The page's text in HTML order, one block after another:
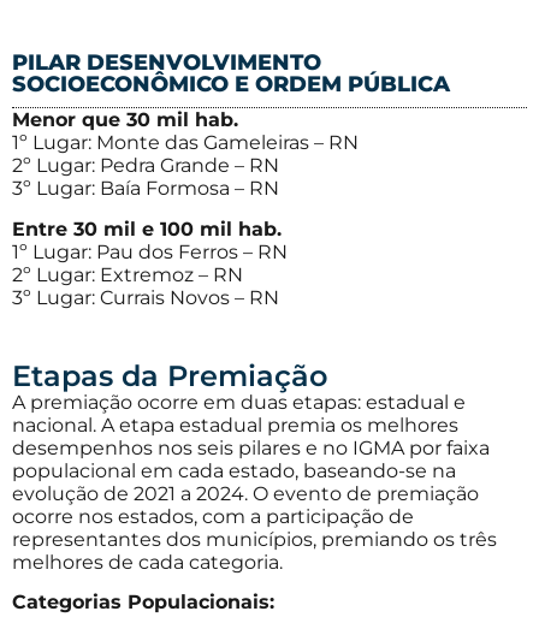
PILAR DESENVOLVIMENTO
SOCIOECONÔMICO E ORDEM PÚBLICA
Menor que 30 mil hab.
1º Lugar: Monte das Gameleiras – RN
2º Lugar: Pedra Grande – RN
3º Lugar: Baía Formosa – RN
Entre 30 mil e 100 mil hab.
1º Lugar: Pau dos Ferros – RN
2º Lugar: Extremoz – RN
3º Lugar: Currais Novos – RN
Etapas da Premiação
A premiação ocorre em duas etapas: estadual e
nacional. A etapa estadual premia os melhores
desempenhos nos seis pilares e no IGMA por faixa
populacional em cada estado, baseando-se na
evolução de 2021 a 2024. O evento de premiação
ocorre nos estados, com a participação de
representantes dos municípios, premiando os três
melhores de cada categoria.
Categorias Populacionais: